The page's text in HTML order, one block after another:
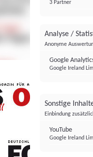
FONDS
3 Partner
Analyse /
Anonyme
Google
Google Ireland
Sonstige
Einbindung
YouTube
Google Ireland